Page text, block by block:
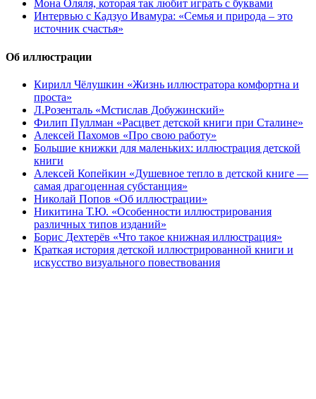
Мона Оляля, которая так любит играть с буквами
Интервью с Кадзуо Ивамура: «Семья и природа – это
источник счастья»
Об иллюстрации
Кирилл Чёлушкин «Жизнь иллюстратора комфортна и
проста»
Л.Розенталь «Мстислав Добужинский»
Филип Пуллман «Расцвет детской книги при Сталине»
Алексей Пахомов «Про свою работу»
Большие книжки для маленьких: иллюстрация детской
книги
Алексей Копейкин «Душевное тепло в детской книге —
самая драгоценная субстанция»
Николай Попов «Об иллюстрации»
Никитина Т.Ю. «Особенности иллюстрирования
различных типов изданий»
Борис Дехтерёв «Что такое книжная иллюстрация»
Краткая история детской иллюстрированной книги и
искусство визуального повествования